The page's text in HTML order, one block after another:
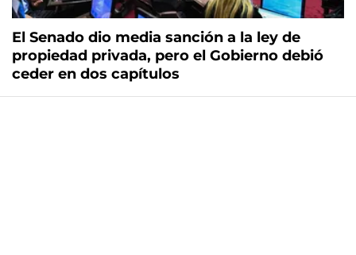
El Senado dio media sanción a la ley de
propiedad privada, pero el Gobierno debió
ceder en dos capítulos